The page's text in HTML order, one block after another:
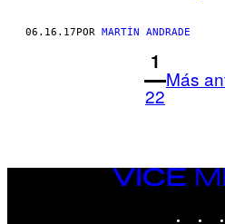
06.16.17 POR MARTÍN ANDRADE
1
22
Más
VICE